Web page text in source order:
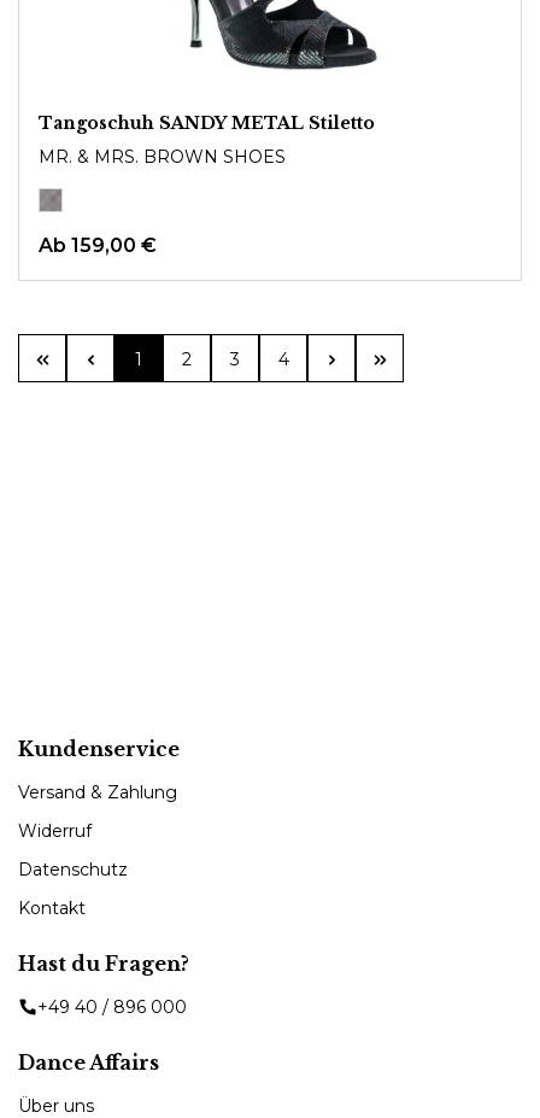
Tangoschuh SANDY METAL Stiletto
MR. & MRS. BROWN SHOES
Ab 159,00 €
Seite
1 Seite
2 Seite
3 Seite
4
Kundenservice
Versand & Zahlung
Widerruf
Datenschutz
Kontakt
Hast du Fragen?
+49 40 / 896 000
Dance Affairs
Über uns